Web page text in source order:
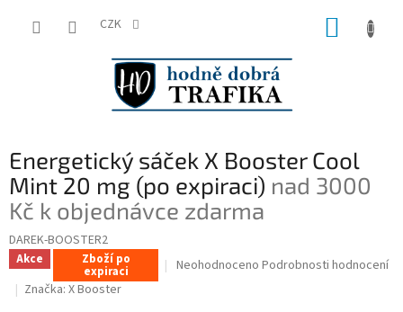
CZK
Energetický sáček X Booster Cool
Mint 20 mg (po expiraci) nad 3000
Kč k objednávce zdarma
DAREK-BOOSTER2
Akce Zboží po
expiraci
Průměrné
Neohodnoceno Podrobnosti hodnocení
Značka: X Booster